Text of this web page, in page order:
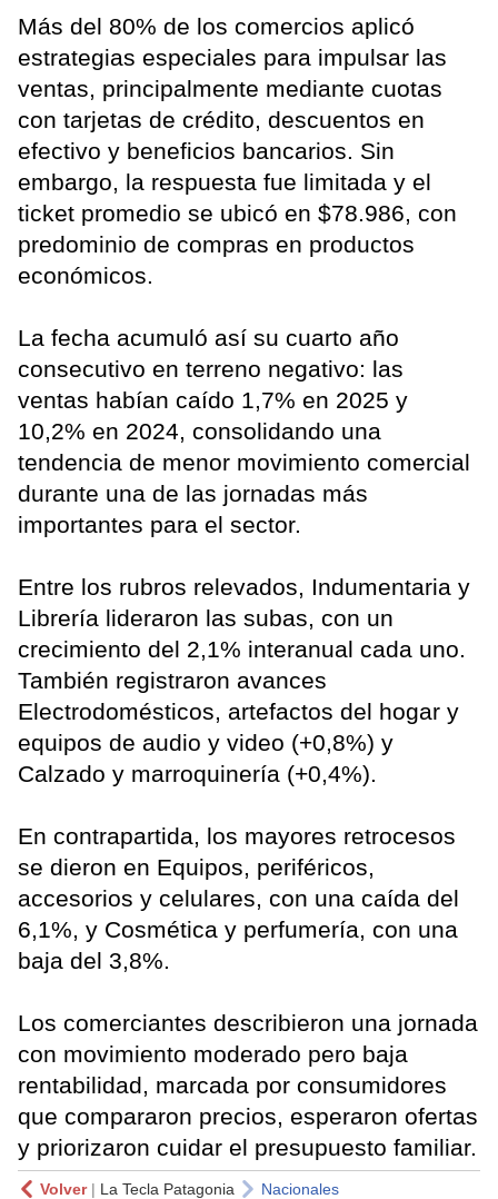
Más del 80% de los comercios aplicó
estrategias especiales para impulsar las
ventas, principalmente mediante cuotas
con tarjetas de crédito, descuentos en
efectivo y beneficios bancarios. Sin
embargo, la respuesta fue limitada y el
ticket promedio se ubicó en $78.986, con
predominio de compras en productos
económicos.
La fecha acumuló así su cuarto año
consecutivo en terreno negativo: las
ventas habían caído 1,7% en 2025 y
10,2% en 2024, consolidando una
tendencia de menor movimiento comercial
durante una de las jornadas más
importantes para el sector.
Entre los rubros relevados, Indumentaria y
Librería lideraron las subas, con un
crecimiento del 2,1% interanual cada uno.
También registraron avances
Electrodomésticos, artefactos del hogar y
equipos de audio y video (+0,8%) y
Calzado y marroquinería (+0,4%).
En contrapartida, los mayores retrocesos
se dieron en Equipos, periféricos,
accesorios y celulares, con una caída del
6,1%, y Cosmética y perfumería, con una
baja del 3,8%.
Los comerciantes describieron una jornada
con movimiento moderado pero baja
rentabilidad, marcada por consumidores
que compararon precios, esperaron ofertas
y priorizaron cuidar el presupuesto familiar.
Volver| La Tecla Patagonia Nacionales